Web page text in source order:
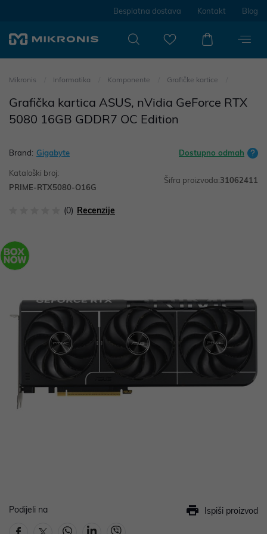
Besplatna dostava Kontakt Blog
Mikronis Informatika Komponente Grafičke kartice
Grafička kartica ASUS, nVidia GeForce RTX
5080 16GB GDDR7 OC Edition
Brand: Gigabyte Dostupno odmah
Kataloški broj:
PRIME-RTX5080-O16G
Šifra proizvoda:31062411
(0) Recenzije
Podijeli na Ispiši proizvod